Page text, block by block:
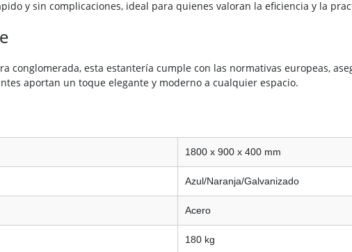
y sin complicaciones, ideal para quienes valoran la eficiencia y la
conglomerada, esta estantería cumple con las normativas europeas,
aportan un toque elegante y moderno a cualquier espacio.
1800 x 900 x 400 mm
Azul/Naranja/Galvanizado
Acero
180 kg